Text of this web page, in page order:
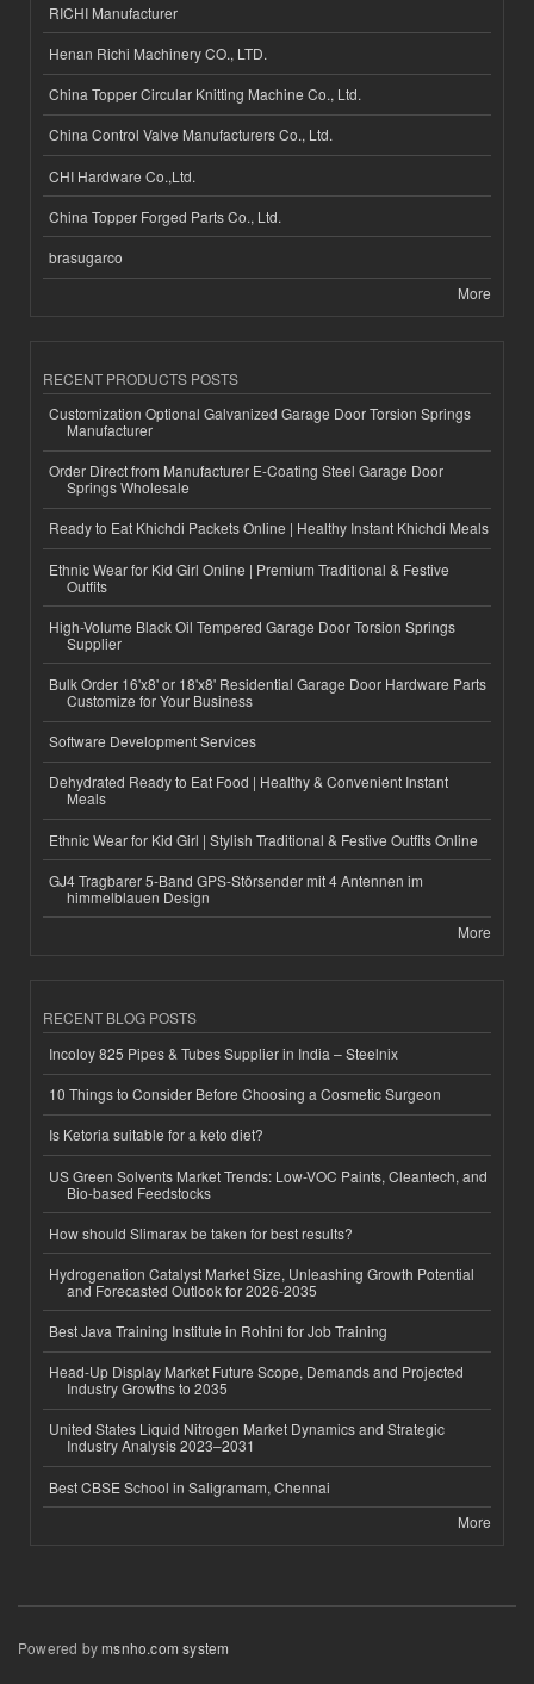
RICHI Manufacturer
Henan Richi Machinery CO., LTD.
China Topper Circular Knitting Machine Co., Ltd.
China Control Valve Manufacturers Co., Ltd.
CHI Hardware Co.,Ltd.
China Topper Forged Parts Co., Ltd.
brasugarco
More
RECENT PRODUCTS POSTS
Customization Optional Galvanized Garage Door Torsion Springs
Manufacturer
Order Direct from Manufacturer E-Coating Steel Garage Door
Springs Wholesale
Ready to Eat Khichdi Packets Online | Healthy Instant Khichdi Meals
Ethnic Wear for Kid Girl Online | Premium Traditional & Festive
Outfits
High-Volume Black Oil Tempered Garage Door Torsion Springs
Supplier
Bulk Order 16'x8' or 18'x8' Residential Garage Door Hardware Parts
Customize for Your Business
Software Development Services
Dehydrated Ready to Eat Food | Healthy & Convenient Instant
Meals
Ethnic Wear for Kid Girl | Stylish Traditional & Festive Outfits Online
GJ4 Tragbarer 5-Band GPS-Störsender mit 4 Antennen im
himmelblauen Design
More
RECENT BLOG POSTS
Incoloy 825 Pipes & Tubes Supplier in India – Steelnix
10 Things to Consider Before Choosing a Cosmetic Surgeon
Is Ketoria suitable for a keto diet?
US Green Solvents Market Trends: Low-VOC Paints, Cleantech, and
Bio-based Feedstocks
How should Slimarax be taken for best results?
Hydrogenation Catalyst Market Size, Unleashing Growth Potential
and Forecasted Outlook for 2026-2035
Best Java Training Institute in Rohini for Job Training
Head-Up Display Market Future Scope, Demands and Projected
Industry Growths to 2035
United States Liquid Nitrogen Market Dynamics and Strategic
Industry Analysis 2023–2031
Best CBSE School in Saligramam, Chennai
More
Powered bymsnho.com system